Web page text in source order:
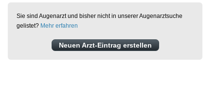
Sie sind Augenarzt und bisher nicht in unserer Augenarztsuche
gelistet? Mehr erfahren
Neuen Arzt-Eintrag erstellen